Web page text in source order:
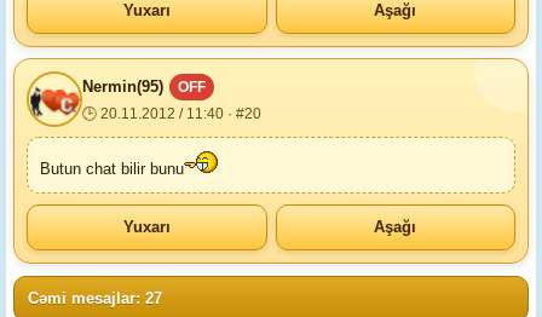
Yuxarı Aşağı
Nermin(95)
OFF
🕒 20.11.2012 / 11:40 · #20
Butun chat bilir bunu
Yuxarı Aşağı
Cəmi mesajlar: 27